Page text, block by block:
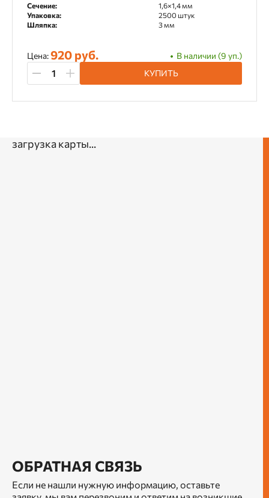
Сечение:
1,6×1,4 мм
Упаковка:
2500 штук
Шляпка:
3 мм
Цена:920 руб.
В наличии (9 уп.)
КУПИТЬ
загрузка карты...
ОБРАТНАЯ СВЯЗЬ
Если не нашли нужную информацию, оставьте